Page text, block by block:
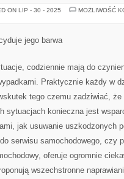
ON LIP - 30 - 2025
MOŻLIWOŚĆ
jego barwa
codziennie mają do
Praktycznie każdy w
tego czemu zadziwiać,
sytuacjach konieczna jest
jak usuwanie uszkodzonych
serwisu samochodowego, czy
oferuje ogromnie
wszechstronne